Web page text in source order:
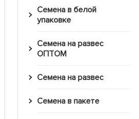
Семена в белой
упаковке
Семена на развес
ОПТОМ
Семена на развес
Семена в пакете